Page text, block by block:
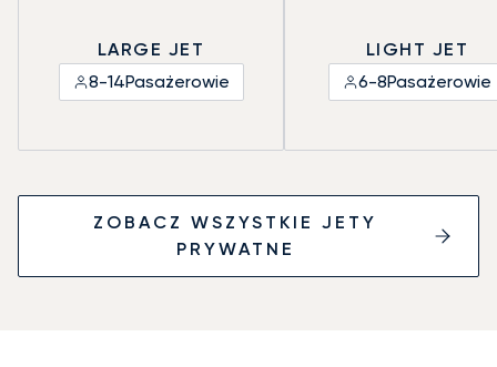
LARGE JET
8-14Pasażerowie
LIGHT JET
6-8Pasażerowie
ZOBACZ WSZYSTKIE JETY
PRYWATNE